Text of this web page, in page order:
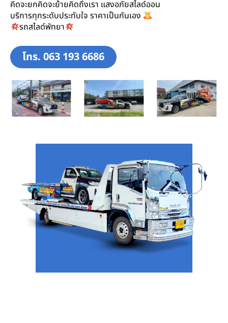
คิดจะยกคิดจะย้ายคิดถึงเรา แสงอภัยสไลด์ออน
บริการทุกระดับประทับใจ ราคาเป็นกันเอง
รถสไลด์พัทยา
โทร. 063 193 6686